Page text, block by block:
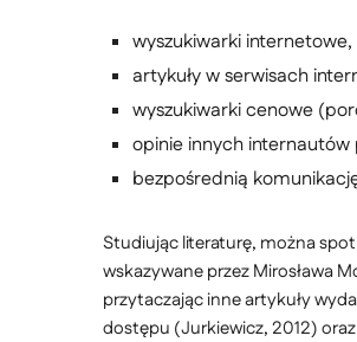
wyszukiwarki internetowe,
artykuły w serwisach
wyszukiwarki cenowe
opinie innych
bezpośrednią
Studiując literaturę, można
wskazywane przez Mirosława
przytaczając inne artykuły
dostępu (Jurkiewicz, 2012)